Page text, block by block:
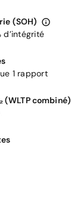
(SOH)
d’intégrité
1 rapport
(WLTP combiné)